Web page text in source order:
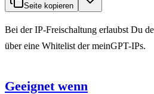
Seite kopieren
Bei der IP-Freischaltung erlaubst Du
über eine Whitelist der meinGPT-IPs.
Geeignet wenn